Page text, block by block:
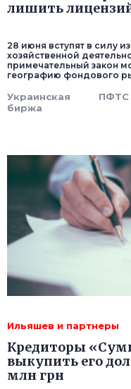
лишить
28 июня вступят в силу
хозяйственной
примечательный закон
географию фондового
Украинская
биржа
ПФТС
Ильяшев и партнеры
Кредиторы
выкупить его
млн грн